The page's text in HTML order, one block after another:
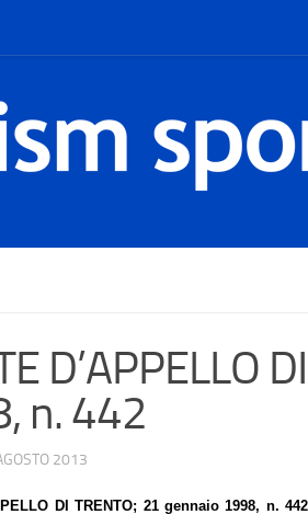
D’APPELLO
n. 442
2013
DI TRENTO; 21 gennaio 1998, n.